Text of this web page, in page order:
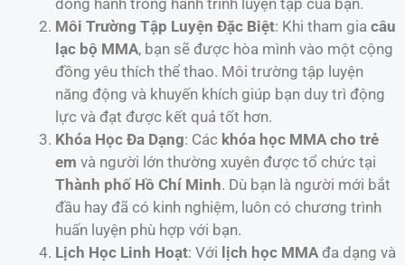
đồng hành trong hành trình luyện tập của bạn.
Môi Trường Tập Luyện Đặc Biệt: Khi tham gia câu
lạc bộ MMA, bạn sẽ được hòa mình vào một cộng
đồng yêu thích thể thao. Môi trường tập luyện
năng động và khuyến khích giúp bạn duy trì động
lực và đạt được kết quả tốt hơn.
Khóa Học Đa Dạng: Các khóa học MMA cho trẻ
em và người lớn thường xuyên được tổ chức tại
Thành phố Hồ Chí Minh. Dù bạn là người mới bắt
đầu hay đã có kinh nghiệm, luôn có chương trình
huấn luyện phù hợp với bạn.
Lịch Học Linh Hoạt: Với lịch học MMAđa dạng và